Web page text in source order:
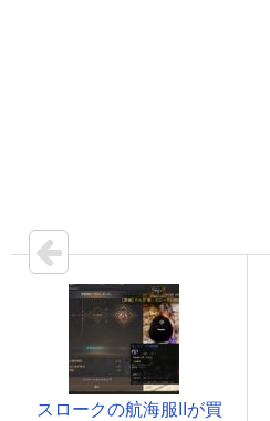
スロークの航海服IIが買